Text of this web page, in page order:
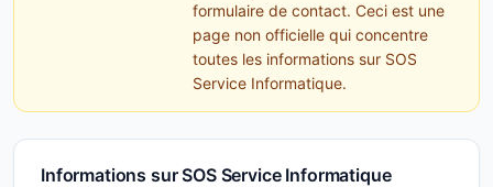
formulaire de contact. Ceci est une
page non officielle qui concentre
toutes les informations sur SOS
Service Informatique.
Informations sur SOS Service Informatique